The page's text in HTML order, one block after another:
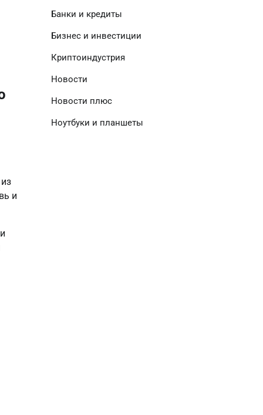
и
Банки и кредиты
Бизнес и инвестиции
Криптоиндустрия
Новости
Новости плюс
Ноутбуки и планшеты